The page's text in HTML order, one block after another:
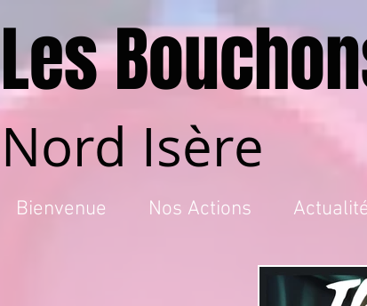
Les
Nord Isère
Bienvenue Nos Actions